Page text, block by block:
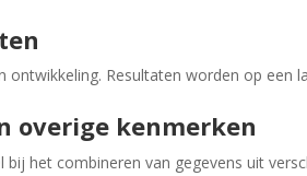
ontwikkeling. Resultaten worden op een
overige kenmerken
bij het combineren van gegevens uit